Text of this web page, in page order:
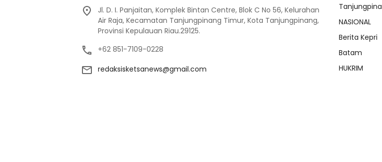
Jl. D. I. Panjaitan, Komplek Bintan Centre, Blok C No 56, Kelurahan
Air Raja, Kecamatan Tanjungpinang Timur, Kota Tanjungpinang,
Provinsi Kepulauan Riau.29125.
+62 851-7109-0228
redaksisketsanews@gmail.com
NASIONAL
Berita Kepri
Batam
HUKRIM